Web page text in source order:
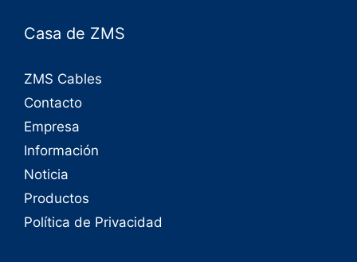
Contacto
Empresa
Información
Noticia
Productos
Política de Privacidad